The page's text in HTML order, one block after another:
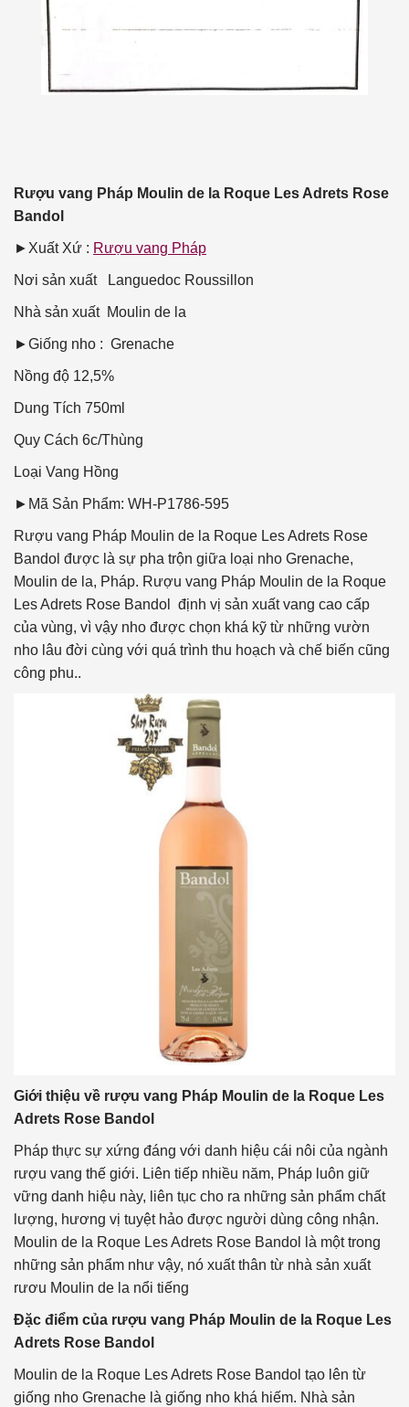
Rượu vang Pháp Moulin de la Roque Les Adrets Rose
Bandol
►Xuất Xứ : Rượu vang Pháp
Nơi sản xuất Languedoc Roussillon
Nhà sản xuất Moulin de la
►Giống nho : Grenache
Nồng độ 12,5%
Dung Tích 750ml
Quy Cách 6c/Thùng
Loại Vang Hồng
►Mã Sản Phẩm: WH-P1786-595
Rượu vang Pháp Moulin de la Roque Les Adrets Rose
Bandol được là sự pha trộn giữa loại nho Grenache,
Moulin de la, Pháp. Rượu vang Pháp Moulin de la Roque
Les Adrets Rose Bandol định vị sản xuất vang cao cấp
của vùng, vì vậy nho được chọn khá kỹ từ những vườn
nho lâu đời cùng với quá trình thu hoạch và chế biến cũng
công phu..
Giới thiệu về rượu vang Pháp Moulin de la Roque Les
Adrets Rose Bandol
Pháp thực sự xứng đáng với danh hiệu cái nôi của ngành
rượu vang thế giới. Liên tiếp nhiều năm, Pháp luôn giữ
vững danh hiệu này, liên tục cho ra những sản phẩm chất
lượng, hương vị tuyệt hảo được người dùng công nhận.
Moulin de la Roque Les Adrets Rose Bandol là một trong
những sản phẩm như vậy, nó xuất thân từ nhà sản xuất
rươu Moulin de la nổi tiếng
Đặc điểm của rượu vang Pháp Moulin de la Roque Les
Adrets Rose Bandol
Moulin de la Roque Les Adrets Rose Bandol tạo lên từ
giống nho Grenache là giống nho khá hiếm. Nhà sản